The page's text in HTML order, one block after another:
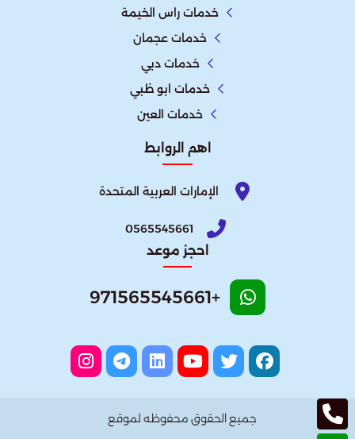
خدمات راس الخيمة
خدمات عجمان
خدمات دبي
خدمات ابو ظبي
خدمات العين
اهم الروابط
الإمارات العربية المتحدة​
0565545661
احجز موعد
+971565545661
جميع الحقوق محفوظه لموقع